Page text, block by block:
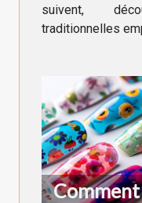
suivent,
traditionnelles